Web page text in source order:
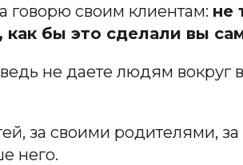
говорю своим клиентам: не
как бы это сделали вы
не даете людям вокруг
за своими родителями,
него.